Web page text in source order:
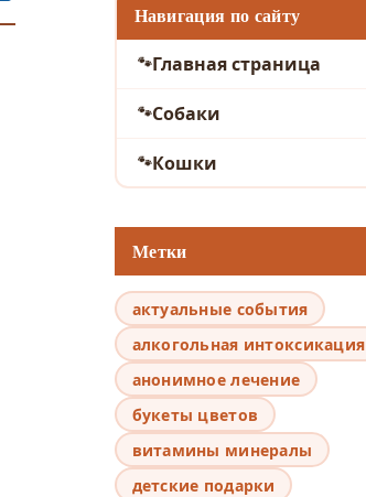
Навигация по сайту
Главная страница
Собаки
Кошки
Метки
актуальные события
алкогольная интоксикация
анонимное лечение
букеты цветов
витамины минералы
детские подарки